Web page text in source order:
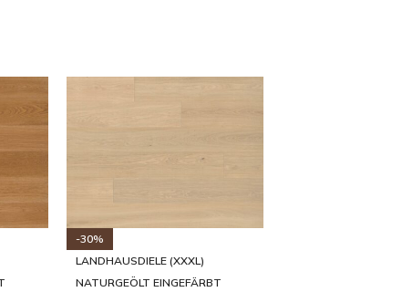
-31%
LANDHAUSDIELE (XXXL)
NATURGEÖLT EINGEFÄRBT